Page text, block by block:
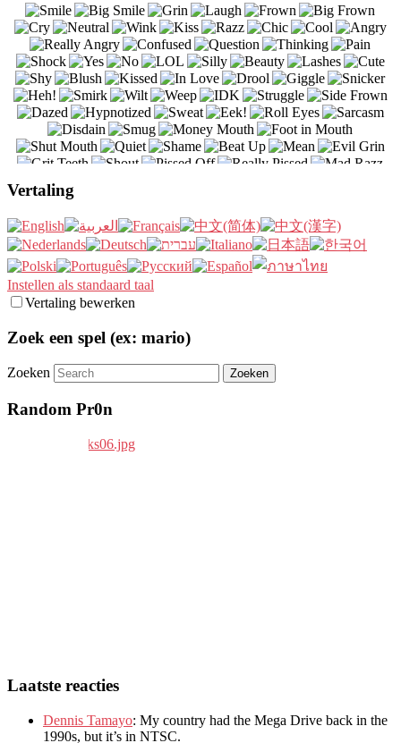
Vertaling
Instellen als standaard taal
Vertaling bewerken
Zoek een spel (ex: mario)
Zoeken
Random Pr0n
Laatste reacties
Dennis Tamayo: My country had the Mega Drive back in the
1990s, but it’s in NTSC.